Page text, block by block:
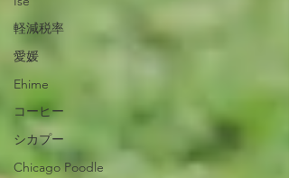
軽減税率
愛媛
Ehime
コーヒー
シカプー
Chicago Poodle